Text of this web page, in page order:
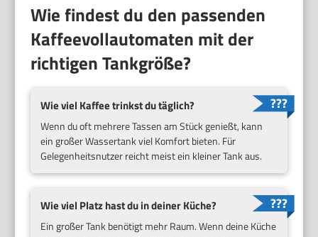
Wie findest du den passenden
Kaffeevollautomaten mit der
richtigen Tankgröße?
Wie viel Kaffee trinkst du täglich?
Wenn du oft mehrere Tassen am Stück genießt, kann
ein großer Wassertank viel Komfort bieten. Für
Gelegenheitsnutzer reicht meist ein kleiner Tank aus.
Wie viel Platz hast du in deiner Küche?
Ein großer Tank benötigt mehr Raum. Wenn deine Küche